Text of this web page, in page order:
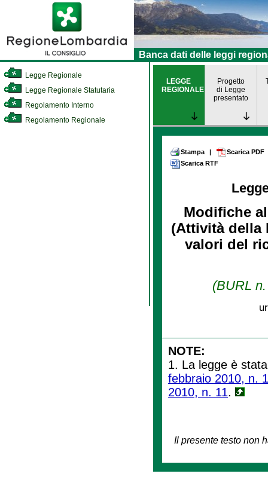
Banca dati delle leggi
Legge Regionale
Legge Regionale Statutaria
Regolamento Interno
Regolamento Regionale
LEGGE
REGIONALE
Progetto
di Legge
presentato
Stampa |
Scarica PDF
Scarica RTF
Modifiche
(Attività della
valori del
(BURL
NOTE:
1. La legge è
febbraio 2010, n.
2010, n. 11.
Il presente testo non